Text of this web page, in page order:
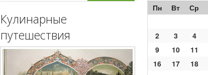
Кулинарные
путешествия
Пн Вт Ср
2
3 4
9
10 11
16
17 18